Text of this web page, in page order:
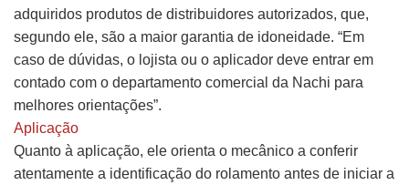
adquiridos produtos de distribuidores autorizados, que,
segundo ele, são a maior garantia de idoneidade. “Em
caso de dúvidas, o lojista ou o aplicador deve entrar em
contado com o departamento comercial da Nachi para
melhores orientações”.
Aplicação
Quanto à aplicação, ele orienta o mecânico a conferir
atentamente a identificação do rolamento antes de iniciar a